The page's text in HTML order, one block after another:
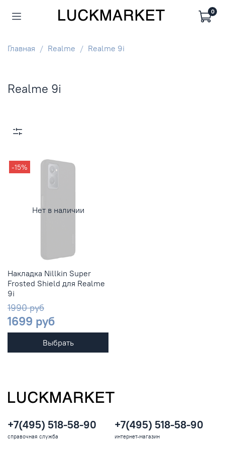
0
Главная Realme Realme 9i
Realme 9i
Нет в наличии
-15%
Накладка Nillkin Super
Frosted Shield для Realme
9i
1990 руб
1699 руб
Выбрать
+7(495) 518-58-90
справочная служба
+7(495) 518-58-90
интернет-магазин